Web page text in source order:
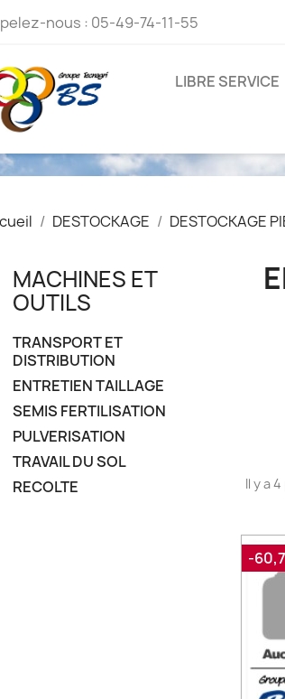
nous : 05-49-74-11-55
LIBRE SERVICE
DESTOCKAGE DESTOCKAGE
MACHINES ET
OUTILS
TRANSPORT ET
DISTRIBUTION
ENTRETIEN TAILLAGE
SEMIS FERTILISATION
PULVERISATION
TRAVAIL DU SOL
RECOLTE
Il y a
-